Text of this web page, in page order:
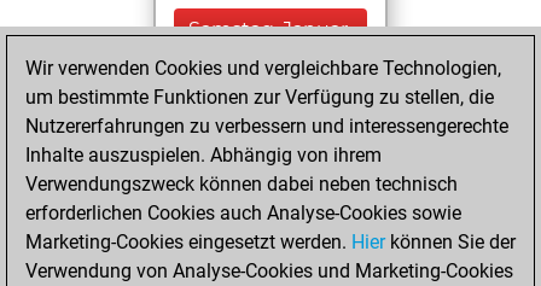
Samstag, Januar
2, 2021
You created
your Fritz account
Fritz
Dienstag,
Dezember 3, 2019
You played 132
Wir verwenden Cookies und vergleichbare Technologien,
um bestimmte Funktionen zur Verfügung zu stellen, die
Nutzererfahrungen zu verbessern und interessengerechte
Inhalte auszuspielen. Abhängig von ihrem
Verwendungszweck können dabei neben technisch
erforderlichen Cookies auch Analyse-Cookies sowie
Marketing-Cookies eingesetzt werden. Hierkönnen Sie der
Verwendung von Analyse-Cookies und Marketing-Cookies